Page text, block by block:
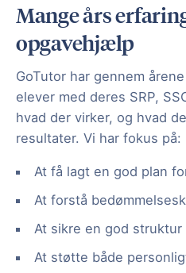
Mange års
opgavehjælp
GoTutor har gennem
elever med deres SRP,
hvad der virker, og hvad
resultater. Vi har fokus på:
At få lagt en god plan
At forstå
At sikre en god struktur
At støtte både